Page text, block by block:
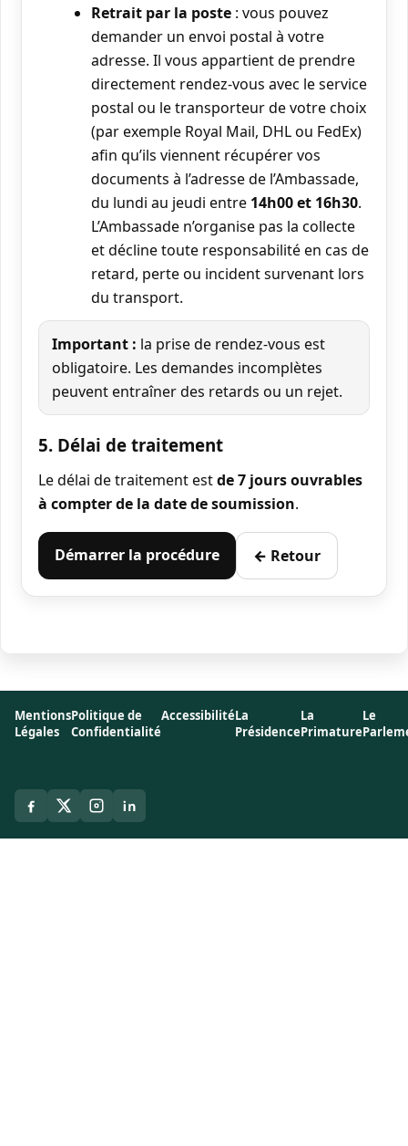
Retrait par la poste : vous pouvez
demander un envoi postal à votre
adresse. Il vous appartient de prendre
directement rendez-vous avec le service
postal ou le transporteur de votre choix
(par exemple Royal Mail, DHL ou FedEx)
afin qu’ils viennent récupérer vos
documents à l’adresse de l’Ambassade,
du lundi au jeudi entre 14h00 et 16h30.
L’Ambassade n’organise pas la collecte
et décline toute responsabilité en cas de
retard, perte ou incident survenant lors
du transport.
Important : la prise de rendez-vous est
obligatoire. Les demandes incomplètes
peuvent entraîner des retards ou un rejet.
5. Délai de traitement
Le délai de traitement estde 7 jours ouvrables
à compter de la date de soumission.
Démarrer la procédure ← Retour
Mentions
Légales
Politique de
Confidentialité
AccessibilitéLa
Présidence
La
Primature
Le